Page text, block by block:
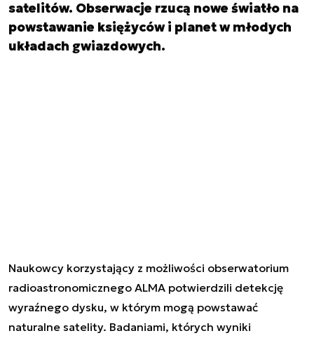
satelitów. Obserwacje rzucą nowe światło na
powstawanie księżyców i planet w młodych
układach gwiazdowych.
Naukowcy korzystający z możliwości obserwatorium
radioastronomicznego ALMA potwierdzili detekcję
wyraźnego dysku, w którym mogą powstawać
naturalne satelity. Badaniami, których wyniki